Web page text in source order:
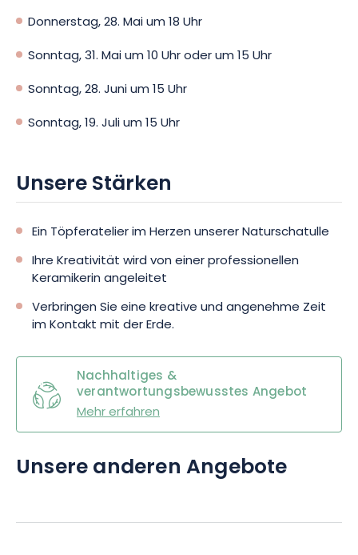
Donnerstag, 28. Mai um 18 Uhr
Sonntag, 31. Mai um 10 Uhr oder um 15 Uhr
Sonntag, 28. Juni um 15 Uhr
Sonntag, 19. Juli um 15 Uhr
Unsere Stärken
Ein Töpferatelier im Herzen unserer Naturschatulle
Ihre Kreativität wird von einer professionellen
Keramikerin angeleitet
Verbringen Sie eine kreative und angenehme Zeit
im Kontakt mit der Erde.
Nachhaltiges &
verantwortungsbewusstes Angebot
Mehr erfahren
Unsere anderen Angebote